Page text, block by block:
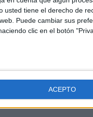
usted tiene el derecho de
Puede cambiar sus
clic en el botón
ACEPTO
Ginés y
como docentes, y